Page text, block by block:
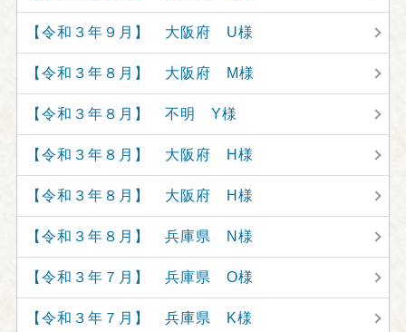
【令和３年９月】 大阪府 U様
【令和３年８月】 大阪府 M様
【令和３年８月】 不明 Y様
【令和３年８月】 大阪府 H様
【令和３年８月】 大阪府 H様
【令和３年８月】 兵庫県 N様
【令和３年７月】 兵庫県 O様
【令和３年７月】 兵庫県 K様